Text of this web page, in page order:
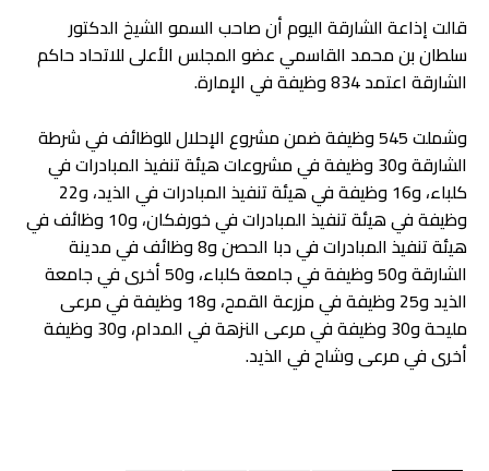
قالت إذاعة الشارقة اليوم أن صاحب السمو الشيخ الدكتور
سلطان بن محمد القاسمي عضو المجلس الأعلى للاتحاد حاكم
الشارقة اعتمد 834 وظيفة في الإمارة.
وشملت 545 وظيفة ضمن مشروع الإحلال للوظائف في شرطة
الشارقة و30 وظيفة في مشروعات هيئة تنفيذ المبادرات في
كلباء، و16 وظيفة في هيئة تنفيذ المبادرات في الذيد، و22
وظيفة في هيئة تنفيذ المبادرات في خورفكان، و10 وظائف في
هيئة تنفيذ المبادرات في دبا الحصن و8 وظائف في مدينة
الشارقة و50 وظيفة في جامعة كلباء، و50 أخرى في جامعة
الذيد و25 وظيفة في مزرعة القمح، و18 وظيفة في مرعى
مليحة و30 وظيفة في مرعى النزهة في المدام، و30 وظيفة
أخرى في مرعى وشاح في الذيد.